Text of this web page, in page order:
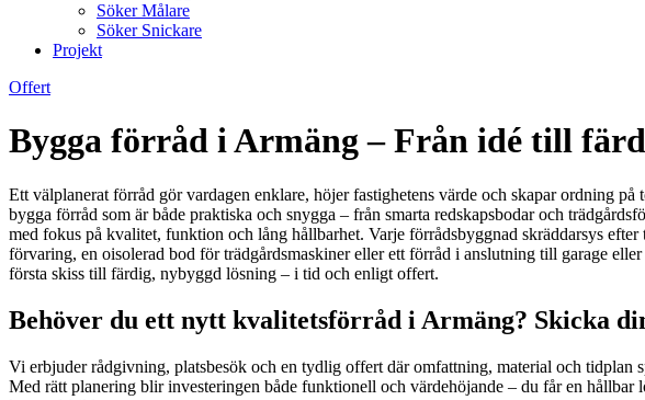
Söker Målare
Söker Snickare
Projekt
Offert
Bygga förråd i Armäng – Från idé till
Ett välplanerat förråd gör vardagen enklare, höjer fastighetens värde och skapar ordning
bygga förråd som är både praktiska och snygga – från smarta redskapsbodar och
med fokus på kvalitet, funktion och lång hållbarhet. Varje förrådsbyggnad skräddarsys
förvaring, en oisolerad bod för trädgårdsmaskiner eller ett förråd i anslutning till garage
första skiss till färdig, nybyggd lösning – i tid och enligt offert.
Behöver du ett nytt kvalitetsförråd i Armäng? Skicka
Vi erbjuder rådgivning, platsbesök och en tydlig offert där omfattning, material och tidplan
Med rätt planering blir investeringen både funktionell och värdehöjande – du får en